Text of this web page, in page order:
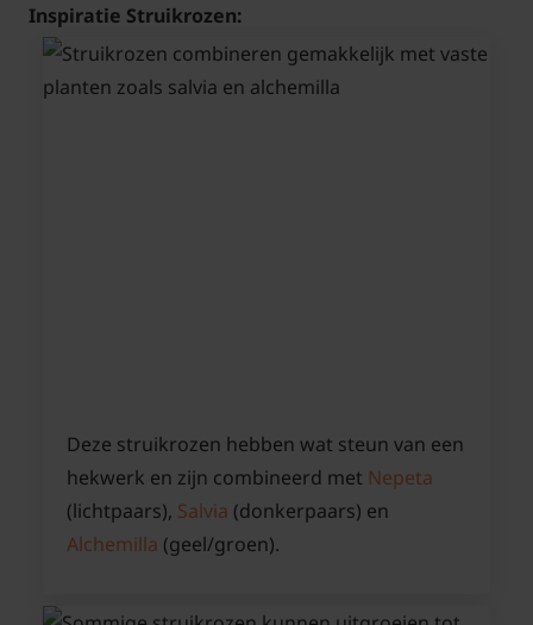
Inspiratie Struikrozen:
Deze struikrozen hebben wat steun van een
hekwerk en zijn combineerd met Nepeta
(lichtpaars), Salvia (donkerpaars) en
Alchemilla (geel/groen).